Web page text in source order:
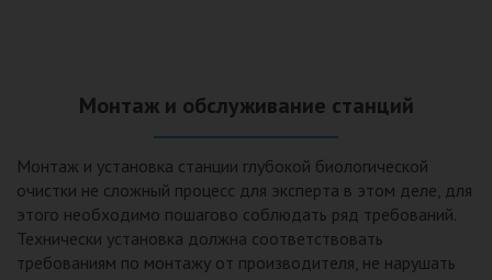
Монтаж и обслуживание станций
Монтаж и установка станции глубокой биологической
очистки не сложный процесс для эксперта в этом деле, для
этого необходимо пошагово соблюдать ряд требований.
Технически установка должна соответствовать
требованиям по монтажу от производителя, не нарушать